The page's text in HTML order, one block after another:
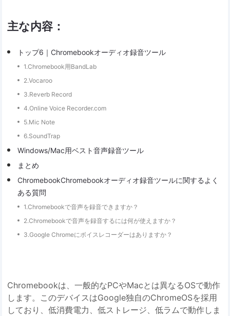
主な内容：
トップ6｜Chromebookオーディオ録音ツール
1.Chromebook用BandLab
2.Vocaroo
3.Reverb Record
4.Online Voice Recorder.com
5.Mic Note
6.SoundTrap
Windows/Mac用ベスト音声録音ツール
まとめ
ChromebookChromebookオーディオ録音ツールに関するよく
ある質問
1.Chromebookで音声を録音できますか？
2.Chromebookで音声を録音するには何が使えますか？
3.Google Chromeにボイスレコーダーはありますか？
Chromebookは、一般的なPCやMacとは異なるOSで動作
します。このデバイスはGoogle独自のChromeOSを採用
しており、低消費電力、低ストレージ、低ラムで動作しま